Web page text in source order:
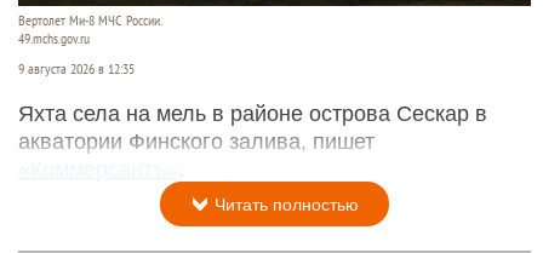
Вертолет Ми-8 МЧС России.
49.mchs.gov.ru
9 августа 2026 в 12:35
Яхта села на мель в районе острова Сескар в
акватории Финского залива, пишет
«Коммерсантъ»
Читать полностью